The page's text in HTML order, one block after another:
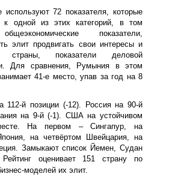
используют 72 показателя, которые
к одной из этих категорий, в том
показатели,
элит продвигать свои интересы и
страны, показатели деловой
Для сравнения, Румыния в этом
41-е место, упав за год на 8
112-й позиции (-12). Россия на 90-й
на 9-й (-1). США на устойчивом
На первом – Сингапур, на
на четвёртом Швейцария, на
Замыкают список Йемен, Судан
оценивает 151 страну по
моделей их элит.